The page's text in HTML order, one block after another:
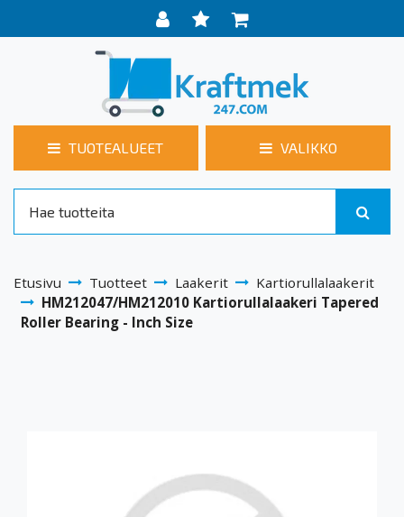
TUOTEALUEET VALIKKO
Etusivu Tuotteet Laakerit
Kartiorullalaakerit
HM212047/HM212010 Kartiorullalaakeri Tapered
Roller Bearing - Inch Size